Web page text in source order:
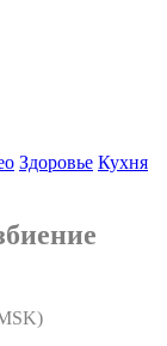
Здоровье Кухня